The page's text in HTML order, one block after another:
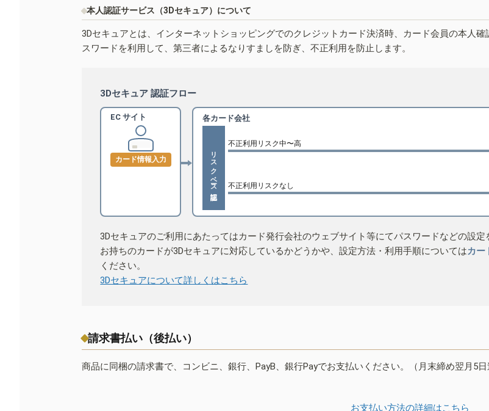
本人認証サービス（3Dセキュア）について
3Dセキュアとは、インターネットショッピングでのクレジットカード決済時、カード会員の本人
スワードを利用して、第三者によるなりすましを防ぎ、不正利用を防止します。
3Dセキュア 認証フロー
EC サイト
カード情報入力
各カード会社
リスクベース認証
不正利用リスク中〜高
不正利用リスクなし
3Dセキュアのご利用にあたってはカード発行会社のウェブサイト等にてパスワードなどの設定
お持ちのカードが3Dセキュアに対応しているかどうかや、設定方法・利用手順についてはカー
ください。
3Dセキュアについて詳しくはこちら
請求書払い（後払い）
商品に同梱の請求書で、コンビニ、銀行、PayB、銀行Payでお支払いください。（月末締め翌月5日
お支払い方法の詳細はこちら